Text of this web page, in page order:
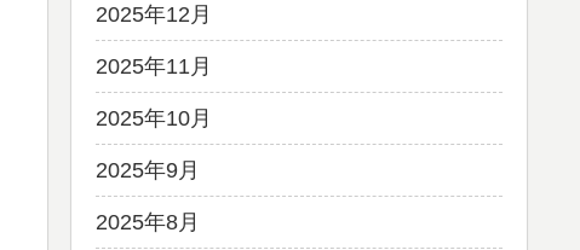
2025年12月
2025年11月
2025年10月
2025年9月
2025年8月